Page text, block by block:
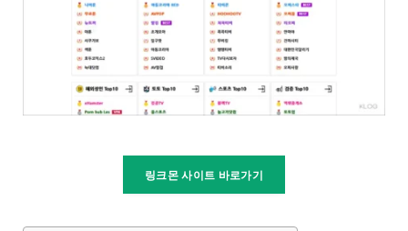
링크몬 사이트 바로가기